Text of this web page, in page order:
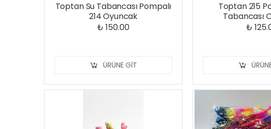
Toptan Su Tabancası Pompalı
214 Oyuncak
₺ 150.00
ÜRÜNE GIT
Toptan 215
Tabancası
₺